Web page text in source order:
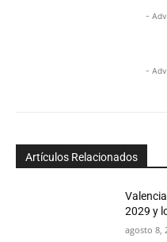
-
-
Artículos Relacionados
2029 y
agosto 8,